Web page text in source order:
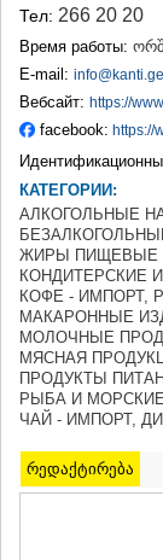
ЗЕСТАФОНИ
ТЕРДЖОЛА
САЧХЕРЕ
ТКИБУЛИ
КУТАИСИ
ЦКАЛТУБО
ЧИАТУРА
ХАРАГАУЛИ
ХОНИ
КАХЕТИЯ
АХМЕТА
ГУРДЖААНИ
ТЕЛАВИ
ЛАГОДЕХИ
САГАРЕДЖО
СИГНАГИ
КВАРЕЛИ
ЦНОРИ
Тел: 266 20 20
Время работы:
E-mail: info@kanti.ge
Вебсайт: https://
facebook: https://
КАТЕГОРИИ:
АЛКОГОЛЬНЫЕ
ЖИРЫ ПИЩЕВЫЕ -
КОНДИТЕРСКИЕ
КОФЕ - ИМПОРТ,
МАКАРОННЫЕ
МОЛОЧНЫЕ
МЯСНАЯ
ПРОДУКТЫ
РЫБА И
ЧАЙ - ИМПОРТ,
რედაქტირება